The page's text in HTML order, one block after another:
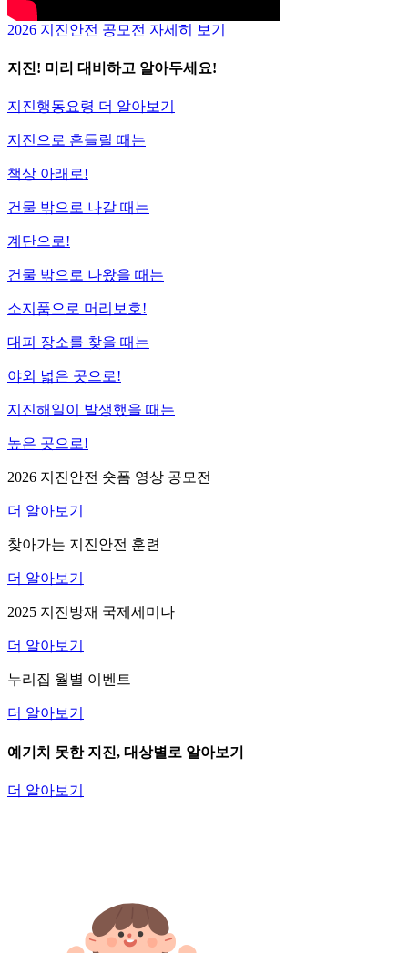
2026 지진안전 공모전 자세히 보기
지진! 미리 대비하고 알아두세요!
지진행동요령 더 알아보기
지진으로 흔들릴 때는
책상 아래 로!
건물 밖으로 나갈 때는
계단으로!
건물 밖으로 나왔을 때는
소지품으로 머리보호!
대피 장소를 찾을 때는
야외 넓은 곳으로!
지진해일이 발생했을 때는
높은 곳으로!
2026 지진안전 숏폼 영상 공모전
더 알아보기
찾아가는 지진안전 훈련
더 알아보기
2025 지진방재 국제세미나
더 알아보기
누리집 월별 이벤트
더 알아보기
예기치 못한 지진, 대상별 로 알아보기
더 알아보기